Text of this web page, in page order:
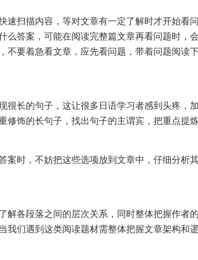
速扫描内容，等对文章有一定了解时才开始
答案，可能在阅读完整篇文章再看问题时，
不要着急看文章，应先看问题，带着问题阅
很长的句子，这让很多日语学习者感到头疼
饰的长句子，找出句子的主谓宾，把重点提炼
案时，不妨把这些选项放到文章中，仔细分
解各段落之间的层次关系，同时整体把握作
们遇到这类阅读题材需整体把握文章架构和